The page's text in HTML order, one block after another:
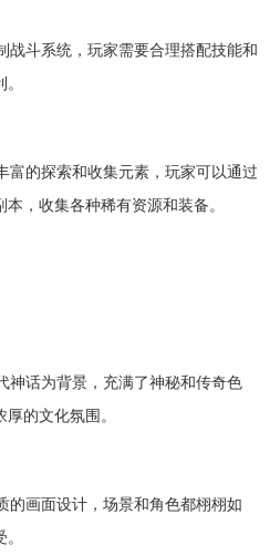
斗系统，玩家需要合理搭配技能和
的探索和收集元素，玩家可以通过
，收集各种稀有资源和装备。
话为背景，充满了神秘和传奇色
的文化氛围。
画面设计，场景和角色都栩栩如